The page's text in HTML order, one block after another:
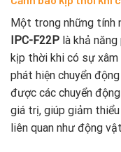
Một trong những tính
IPC-F22P là khả
kịp thời khi có sự xâm
phát hiện chuyển
được các chuyển
giá trị, giúp giảm
liên quan như động